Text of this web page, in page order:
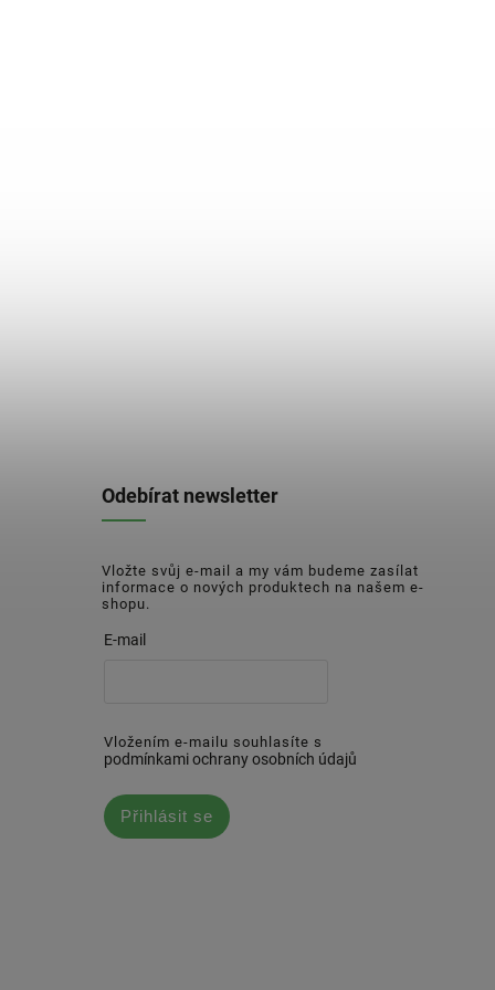
Odebírat newsletter
Vložte svůj e-mail a my vám budeme zasílat
informace o nových produktech na našem e-
shopu.
E-mail
Vložením e-mailu souhlasíte s
podmínkami ochrany osobních údajů
Přihlásit se